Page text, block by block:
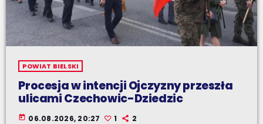
POWIAT BIELSKI
Procesja w intencji Ojczyzny przeszła
ulicami Czechowic-Dziedzic
today 06.08.2026, 20:27 1 2